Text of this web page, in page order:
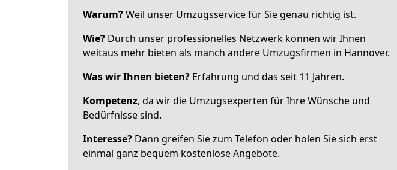
Warum?Weil unser Umzugsservice für Sie genau richtig ist.
Wie? Durch unser professionelles Netzwerk können wir Ihnen
weitaus mehr bieten als manch andere Umzugsfirmen in Hannover.
Was wir Ihnen bieten? Erfahrung und das seit 11 Jahren.
Kompetenz, da wir die Umzugsexperten für Ihre Wünsche und
Bedürfnisse sind.
Interesse? Dann greifen Sie zum Telefon oder holen Sie sich erst
einmal ganz bequem kostenlose Angebote.